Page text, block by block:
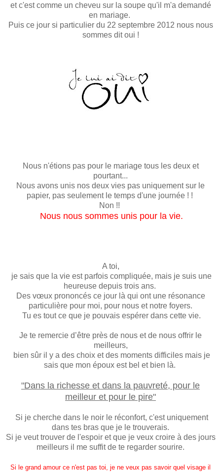
et c'est comme un cheveu sur la soupe qu'il m'a demandé
en mariage.
Puis ce jour si particulier du 22 septembre 2012 nous nous
sommes dit oui !
Nous n'étions pas pour le mariage tous les deux et
pourtant...
Nous avons unis nos deux vies pas uniquement sur le
papier, pas seulement le temps d'une journée ! !
Non !!
Nous nous sommes unis pour la vie.
A toi,
je sais que la vie est parfois compliquée, mais je suis une
heureuse depuis trois ans.
Des vœux prononcés ce jour là qui ont une résonance
particulière pour moi, pour nous et notre foyers.
Tu es tout ce que je pouvais espérer dans cette vie.
Je te remercie d’être près de nous et de nous offrir le
meilleurs,
bien sûr il y a des choix et des moments difficiles mais je
sais que mon époux est bel et bien là.
"Dans la richesse et dans la pauvreté, pour le
meilleur et pour le pire"
Si je cherche dans le noir le réconfort, c'est uniquement
dans tes bras que je le trouverais.
Si je veut trouver de l'espoir et que je veux croire à des jours
meilleurs il me suffit de te regarder sourire.
Si le grand amour ce n'est pas toi, je ne veux pas savoir quel visage il